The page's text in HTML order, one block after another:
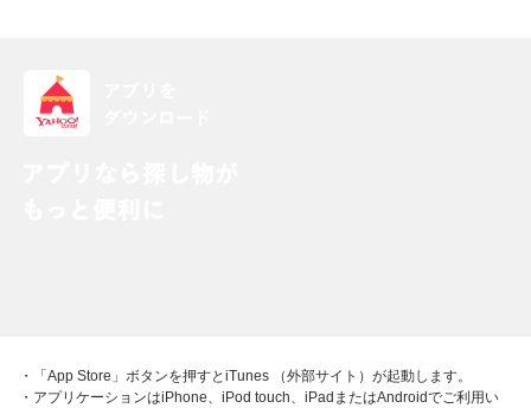
・「App Store」ボタンを押すとiTunes （外部サイト）が起動します。
・アプリケーションはiPhone、iPod touch、iPadまたはAndroidでご利用い